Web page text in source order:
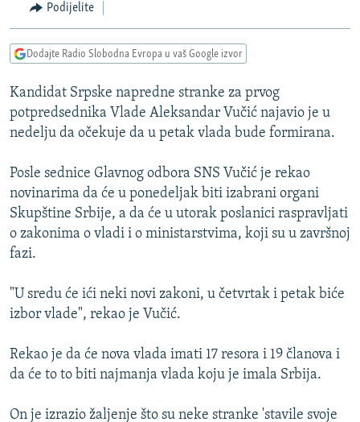
navigaciju
Pređite
na
CRNA GORA
VIDEO
FOTOGALERIJE
INFOGRAFIKE
PODCASTI
RAT U UKRAJINI
KINA NA BALKANU
ISPRIČAJ MI
DNEVNO@RSE
SPECIJALI RSE
GENOCID U SREBRENICI
TV LIBERTY
MOJA EVROPA
PRATITE NAS
Sve RFE/RL stranice
Podijelite
Dodajte Radio Slobodna Evropa u vaš Google izvor
Kandidat Srpske napredne stranke za prvog
potpredsednika Vlade Aleksandar Vučić najavio je u
nedelju da očekuje da u petak vlada bude formirana.
Posle sednice Glavnog odbora SNS Vučić je rekao
novinarima da će u ponedeljak biti izabrani organi
Skupštine Srbije, a da će u utorak poslanici raspravljati
o zakonima o vladi i o ministarstvima, koji su u završnoj
fazi.
"U sredu će ići neki novi zakoni, u četvrtak i petak biće
izbor vlade", rekao je Vučić.
Rekao je da će nova vlada imati 17 resora i 19 članova i
da će to to biti najmanja vlada koju je imala Srbija.
On je izrazio žaljenje što su neke stranke 'stavile svoje